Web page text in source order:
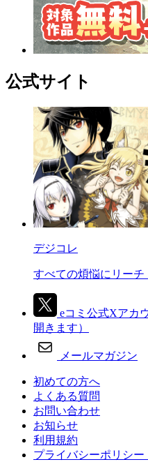
公式サイト
デジコレ
すべての煩悩にリーチ
eコミ公式Xアカ
開きます）
メールマガジン
初めての方へ
よくある質問
お問い合わせ
お知らせ
利用規約
プライバシーポリシー